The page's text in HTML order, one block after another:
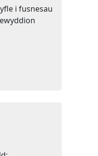
i fusnesau